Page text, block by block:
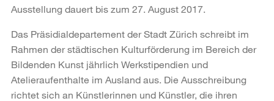
Ausstellung dauert bis zum 27. August 2017.
Das Präsidialdepartement der Stadt Zürich schreibt im
Rahmen der städtischen Kulturförderung im Bereich der
Bildenden Kunst jährlich Werkstipendien und
Atelieraufenthalte im Ausland aus. Die Ausschreibung
richtet sich an Künstlerinnen und Künstler, die ihren